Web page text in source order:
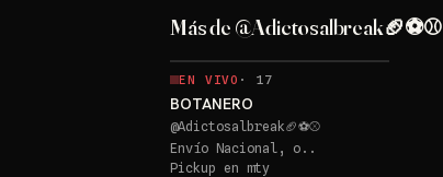
Más de @Adictosalbreak🏈⚽⚾
EN VIVO · 17
BOTANERO
@Adictosalbreak🏈⚽⚾
Envío Nacional, o..
Pickup en mty